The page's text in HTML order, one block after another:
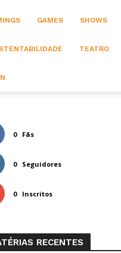
GAMES SHOWS
TEATRO
0 Fãs
0 Seguidores
0 Inscritos
RECENTES